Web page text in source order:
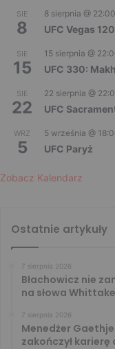
SIE
8
8 sierpnia @ 22:00
UFC Vegas
SIE
15
15 sierpnia @
UFC 330:
SIE
22
22 sierpnia @
UFC
WRZ
5
5 września @
UFC Paryż
Zobacz Kalendarz
Ostatnie artykuły
7 sierpnia 2026
Błachowicz nie
na słowa
7 sierpnia 2026
Menedżer
zakończył karierę